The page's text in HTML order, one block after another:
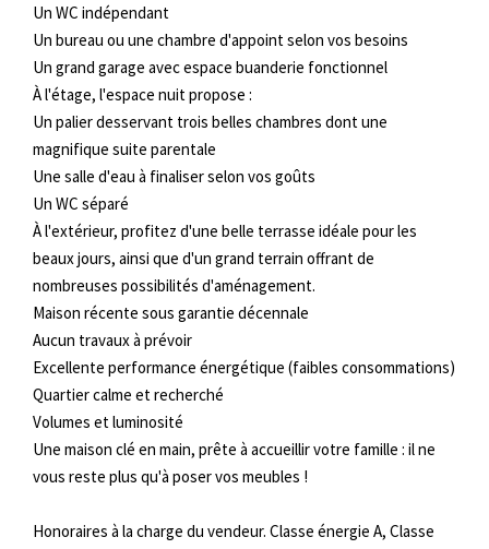
Un WC indépendant
Un bureau ou une chambre d'appoint selon vos besoins
Un grand garage avec espace buanderie fonctionnel
À l'étage, l'espace nuit propose :
Un palier desservant trois belles chambres dont une
magnifique suite parentale
Une salle d'eau à finaliser selon vos goûts
Un WC séparé
À l'extérieur, profitez d'une belle terrasse idéale pour les
beaux jours, ainsi que d'un grand terrain offrant de
nombreuses possibilités d'aménagement.
Maison récente sous garantie décennale
Aucun travaux à prévoir
Excellente performance énergétique (faibles consommations)
Quartier calme et recherché
Volumes et luminosité
Une maison clé en main, prête à accueillir votre famille : il ne
vous reste plus qu'à poser vos meubles !
Honoraires à la charge du vendeur. Classe énergie A, Classe